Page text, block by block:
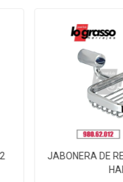
JABONERA DE